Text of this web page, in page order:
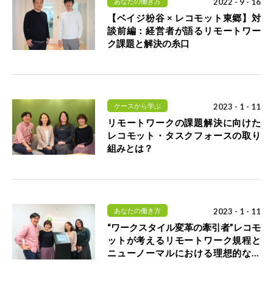
2022 - 9 - 16
【ベイジ枌谷 × レコモット東郷】対
談前編：経営者が語るリモートワー
ク課題と解決の糸口
ケースから学ぶ 2023 - 1 - 11
リモートワークの課題解決に向けた
レコモット・タスクフォースの取り
組みとは？
あなたの働き方 2023 - 1 - 11
“ワークスタイル変革の牽引者”レコモ
ットが考えるリモートワーク規程と
ニューノーマルにおける理想的な働